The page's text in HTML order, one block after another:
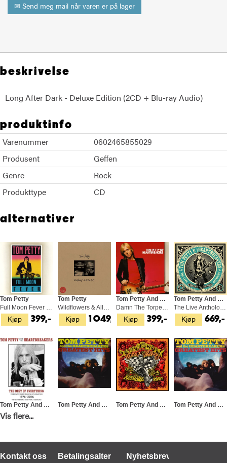
✉ Send meg mail når varen er på lager
beskrivelse
Long After Dark - Deluxe Edition (2CD + Blu-ray Audio)
produktinfo
Varenummer
0602465855029
Produsent
Geffen
Genre
Rock
Produkttype
CD
alternativer
Kjøp
Tom Petty
Full Moon Fever (LP)
399,- Kjøp
Tom Petty
Wildflowers & All The Rest (3LP)
1 049,- Kjøp
Tom Petty And The Heartbreakers
Damn The Torpedoes (LP)
399,- Kjøp
Tom Petty And The Heartbreakers
The Live Anthology: From… - RSD (2LP)
669,-
Tom Petty And The Heartbreakers
Tom Petty And The Heartbreakers
Tom Petty And The Heartbreakers
Tom Petty And The Hearbreakers
Vis flere...
Kontakt oss BetalingsalternativerNyhetsbrev